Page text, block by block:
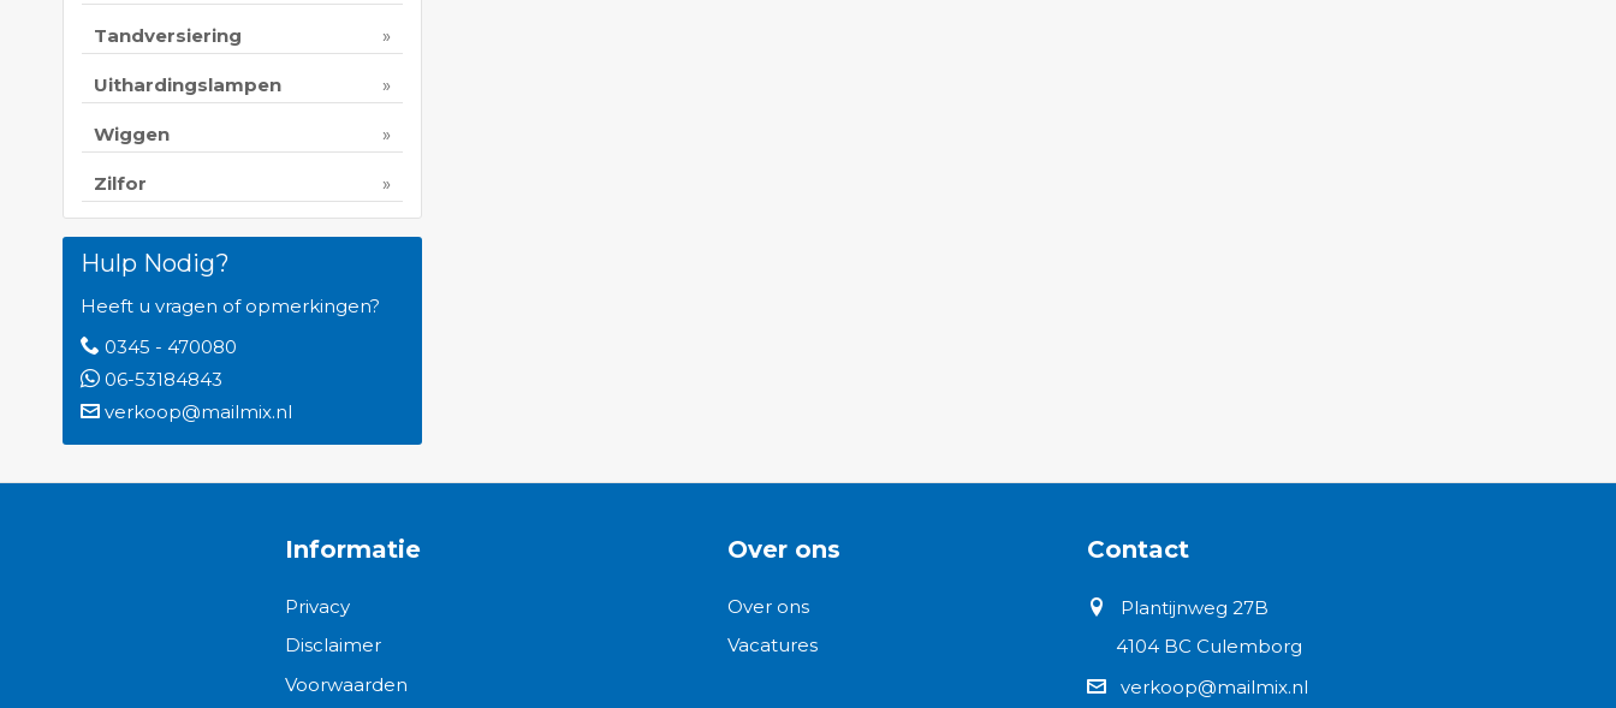
Tandversiering
Uithardingslampen
Wiggen
Zilfor
Hulp Nodig?
Heeft u vragen of opmerkingen?
0345 - 470080
06-53184843
verkoop@mailmix.nl
Informatie
Privacy
Disclaimer
Voorwaarden
Over ons
Over ons
Vacatures
Contact
Plantijnweg 27B
4104 BC Culemborg
verkoop@mailmix.nl